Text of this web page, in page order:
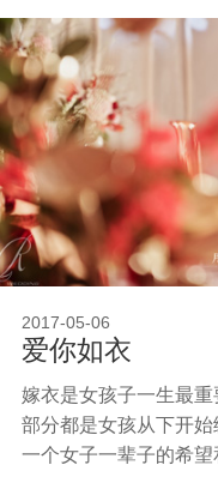
2017-05-06
爱你如衣
嫁衣是女孩子一生最
部分都是女孩从下开
一个女子一辈子的希